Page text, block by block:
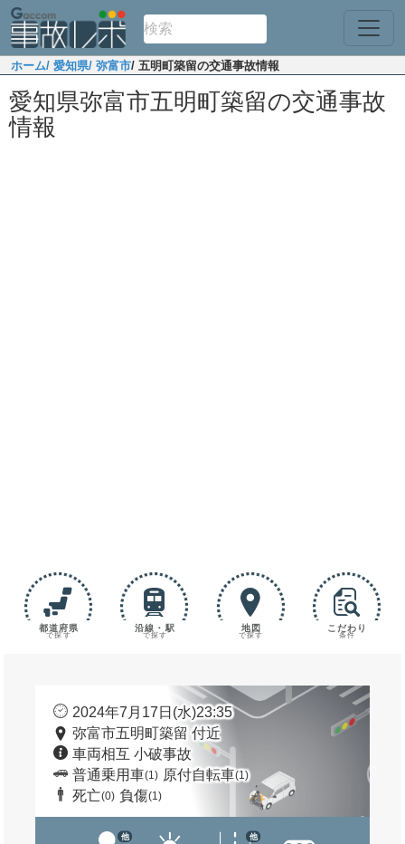
ホーム/ 愛知県/ 弥富市/ 五明町築留の交通事故情報
愛知県弥富市五明町築留の交通事故
情報
都道府県
で探す
沿線・駅
で探す
地図
で探す
こだわり
条件
2024年7月17日(水)23:35
弥富市五明町築留 付近
車両相互 小破事故
普通乗用車(1) 原付自転車(1)
死亡(0) 負傷(1)
他 他